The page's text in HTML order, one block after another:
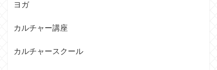
ヨガ
カルチャー講座
カルチャースクール